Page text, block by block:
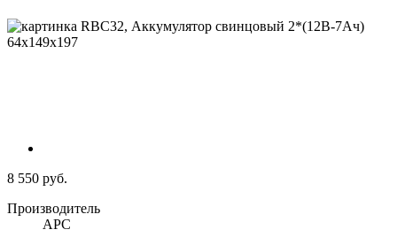
8 550 руб.
Производитель
APC